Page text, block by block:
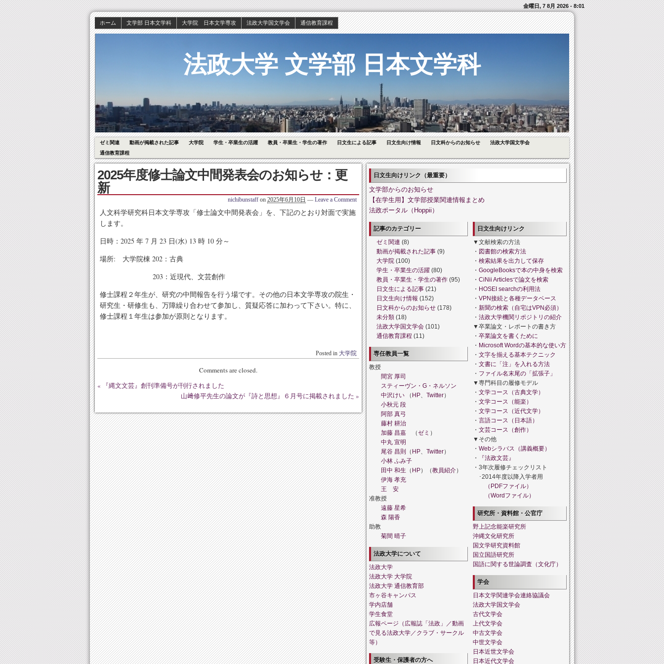
金曜日, 7 8月 2026 - 8:01
ホーム 文学部 日本文学科 大学院 日本文学専攻 法政大学国文学会 通信教育課程
法政大学 文学部 日本文学科
ゼミ関連 動画が掲載された記事 大学院 学生・卒業生の活躍 教員・卒業生・学生の著作 日文生による記事 日文生向け情報 日文科からのお知らせ
法政大学国文学会
通信教育課程
2025年度修士論文中間発表会のお知らせ：更
新
nichibunstaff on 2025年6月10日 — Leave a Comment
人文科学研究科日本文学専攻「修士論文中間発表会」を、下記のとおり対面で実施
します。
日時：2025 年 7 月 23 日(水) 13 時 10 分～
場所: 大学院棟 202：古典
203：近現代、文芸創作
修士課程２年生が、研究の中間報告を行う場です。その他の日本文学専攻の院生・
研究生・研修生も、万障繰り合わせて参加し、質疑応答に加わって下さい。特に、
修士課程１年生は参加が原則となります。
Posted in 大学院
Comments are closed.
«
『縄文文芸』創刊準備号が刊行されました
山﨑修平先生の論文が『詩と思想』６月号に掲載されました »
日文生向けリンク（最重要）
文学部からのお知らせ
【在学生用】文学部授業関連情報まとめ
法政ポータル（Hoppii）
記事のカテゴリー
ゼミ関連 (8)
動画が掲載された記事 (9)
大学院 (100)
学生・卒業生の活躍 (80)
教員・卒業生・学生の著作 (95)
日文生による記事 (21)
日文生向け情報 (152)
日文科からのお知らせ (178)
未分類 (18)
法政大学国文学会 (101)
通信教育課程 (11)
専任教員一覧
教授
間宮 厚司
スティーヴン・G・ネルソン
中沢けい （ HP、 Twitter）
小秋元 段
阿部 真弓
藤村 耕治
加藤 昌嘉 （ゼミ ）
中丸 宣明
尾谷 昌則
（ HP、 Twitter）
小林 ふみ子
田中 和生 （ HP）（教員紹介）
伊海 孝充
王 安
准教授
遠藤 星希
森 陽香
助教
菊間 晴子
法政大学について
法政大学
法政大学 大学院
法政大学 通信教育部
市ヶ谷キャンパス
学内店舗
学生食堂
広報ページ（広報誌「法政」／動画
で見る法政大学／クラブ・サークル
等）
受験生・保護者の方へ
日文生向けリンク
▼文献検索の方法
・ 図書館の検索方法
・ 検索結果を出力して保存
・ GoogleBooksで本の中身を検索
・ CiNii Articlesで論文を検索
・ HOSEI searchの利用法
・ VPN接続と各種データベース
・ 新聞の検索（自宅はVPN必須）
・ 法政大学機関リポジトリの紹介
▼卒業論文・レポートの書き方
・ 卒業論文を書くために
・ Microsoft Wordの基本的な使い方
・ 文字を揃える基本テクニック
・ 文書に「注」を入れる方法
・ ファイル名末尾の「拡張子」
▼専門科目の履修モデル
・ 文学コース（古典文学）
・ 文学コース（能楽）
・ 文学コース（近代文学）
・ 言語コース（日本語）
・ 文芸コース（創作）
▼その他
・ Webシラバス（講義概要）
・
『法政文芸』
・3年次履修チェックリスト
･2014年度以降入学者用
（PDFファイル）
（Wordファイル）
研究所・資料館・公官庁
野上記念能楽研究所
沖縄文化研究所
国文学研究資料館
国立国語研究所
国語に関する世論調査（文化庁）
学会
日本文学関連学会連絡協議会
法政大学国文学会
古代文学会
上代文学会
中古文学会
中世文学会
日本近世文学会
日本近代文学会